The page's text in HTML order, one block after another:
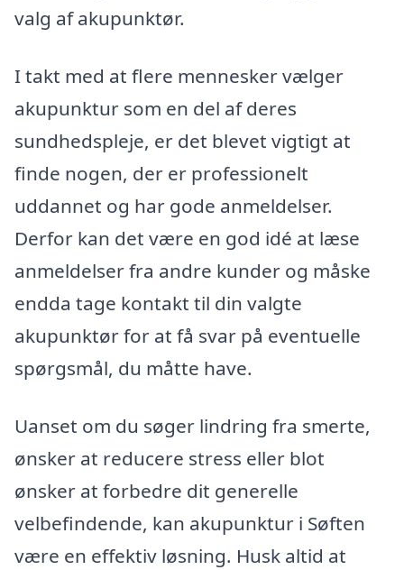
valg af akupunktør.
I takt med at flere mennesker vælger
akupunktur som en del af deres
sundhedspleje, er det blevet vigtigt at
finde nogen, der er professionelt
uddannet og har gode anmeldelser.
Derfor kan det være en god idé at læse
anmeldelser fra andre kunder og måske
endda tage kontakt til din valgte
akupunktør for at få svar på eventuelle
spørgsmål, du måtte have.
Uanset om du søger lindring fra smerte,
ønsker at reducere stress eller blot
ønsker at forbedre dit generelle
velbefindende, kan akupunktur i Søften
være en effektiv løsning. Husk altid at